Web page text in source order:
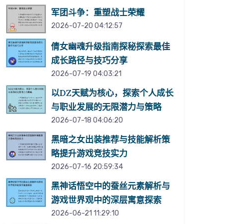
军团斗争：重塑战士荣耀
2026-07-20 04:12:57
倩女幽魂升级指南探秘探索最佳
成长路径与技巧分享
2026-07-19 04:03:21
以DZ天赋为核心，探索个人成长
与职业发展的无限潜力与策略
2026-07-18 04:06:20
黑暗之女出装推荐与技能解析策
略提升游戏竞技实力
2026-07-16 20:59:34
黑神话悟空中的蚕丝元素解析与
游戏世界观中的深层寓意探索
2026-06-21 11:29:10